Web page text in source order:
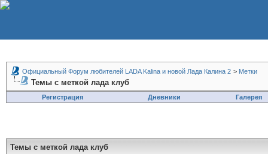
Официальный Форум любителей LADA Kalina и новой Лада Калина 2 > Метки
Темы с меткой лада клуб
Регистрация Дневники Галерея
Темы с меткой лада клуб